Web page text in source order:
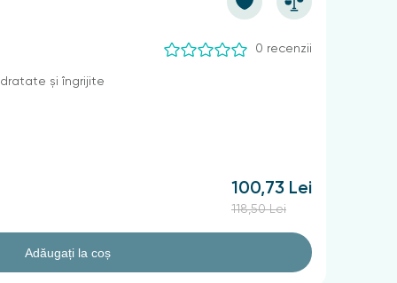
0 recenzii
și îngrijite
100,73 Lei
118,50 Lei
Adăugați la coș